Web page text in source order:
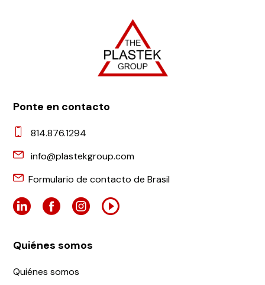
Ponte en contacto
814.876.1294
info@plastekgroup.com
Formulario de contacto de Brasil
Quiénes somos
Quiénes somos